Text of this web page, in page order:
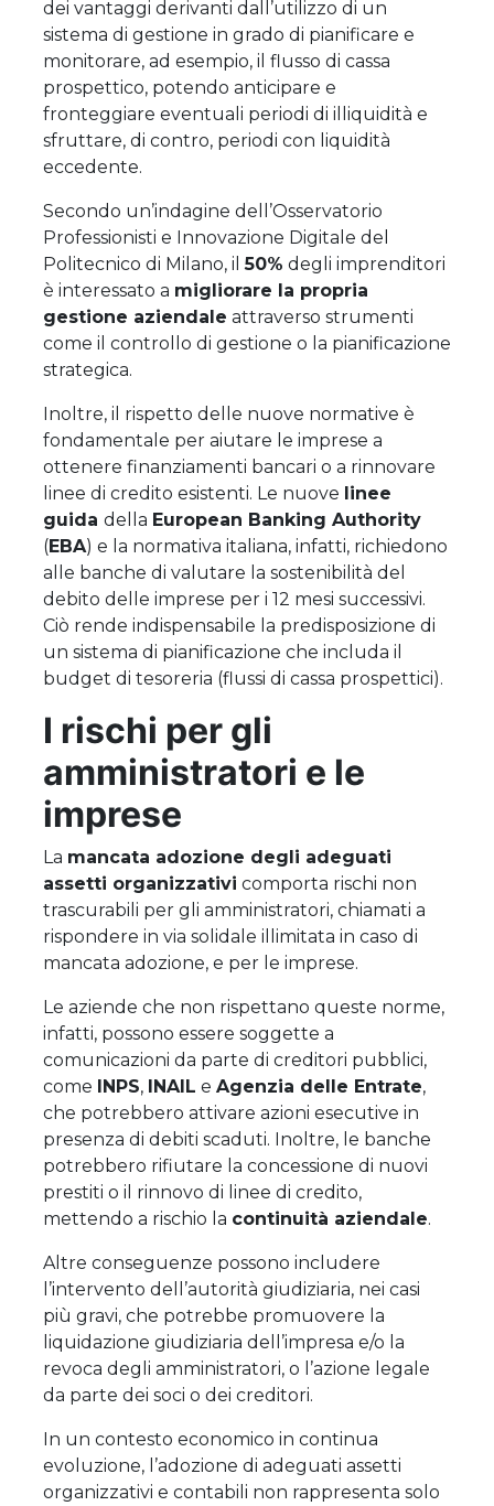
dei vantaggi derivanti dall’utilizzo di un
sistema di gestione in grado di pianificare e
monitorare, ad esempio, il flusso di cassa
prospettico, potendo anticipare e
fronteggiare eventuali periodi di illiquidità e
sfruttare, di contro, periodi con liquidità
eccedente.
Secondo un’indagine dell’Osservatorio
Professionisti e Innovazione Digitale del
Politecnico di Milano, il50% degli imprenditori
è interessato a migliorare la propria
gestione aziendale attraverso strumenti
come il controllo di gestione o la pianificazione
strategica.
Inoltre, il rispetto delle nuove normative è
fondamentale per aiutare le imprese a
ottenere finanziamenti bancari o a rinnovare
linee di credito esistenti. Le nuove linee
guida della European Banking Authority
(EBA) e la normativa italiana, infatti, richiedono
alle banche di valutare la sostenibilità del
debito delle imprese per i 12 mesi successivi.
Ciò rende indispensabile la predisposizione di
un sistema di pianificazione che includa il
budget di tesoreria (flussi di cassa prospettici).
I rischi per gli
amministratori e le
imprese
La mancata adozione degli adeguati
assetti organizzativi comporta rischi non
trascurabili per gli amministratori, chiamati a
rispondere in via solidale illimitata in caso di
mancata adozione, e per le imprese.
Le aziende che non rispettano queste norme,
infatti, possono essere soggette a
comunicazioni da parte di creditori pubblici,
come INPS, INAIL e Agenzia delle Entrate,
che potrebbero attivare azioni esecutive in
presenza di debiti scaduti. Inoltre, le banche
potrebbero rifiutare la concessione di nuovi
prestiti o il rinnovo di linee di credito,
mettendo a rischio la continuità aziendale.
Altre conseguenze possono includere
l’intervento dell’autorità giudiziaria, nei casi
più gravi, che potrebbe promuovere la
liquidazione giudiziaria dell’impresa e/o la
revoca degli amministratori, o l’azione legale
da parte dei soci o dei creditori.
In un contesto economico in continua
evoluzione, l’adozione di adeguati assetti
organizzativi e contabili non rappresenta solo